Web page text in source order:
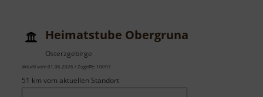
Heimatstube Obergruna
Osterzgebirge
aktuell vom 01.06.2026 / Zugriffe: 10097
51 km vom aktuellen Standort